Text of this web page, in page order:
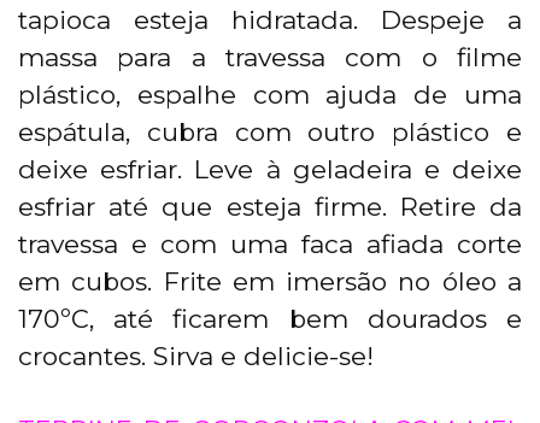
tapioca esteja hidratada. Despeje a
massa para a travessa com o filme
plástico, espalhe com ajuda de uma
espátula, cubra com outro plástico e
deixe esfriar. Leve à geladeira e deixe
esfriar até que esteja firme. Retire da
travessa e com uma faca afiada corte
em cubos. Frite em imersão no óleo a
170ºC, até ficarem bem dourados e
crocantes. Sirva e delicie-se!